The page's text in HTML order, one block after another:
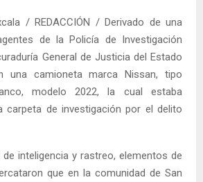
/ REDACCIÓN / Derivado de una
de la Policía de Investigación
General de Justicia del Estado
una camioneta marca Nissan, tipo
modelo 2022, la cual estaba
carpeta de investigación por el delito
inteligencia y rastreo, elementos de
que en la comunidad de San